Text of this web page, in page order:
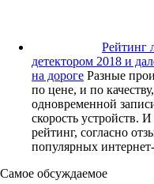
Рейтинг
детектором 2018 и
на дороге Разные
по цене, и по
одновременной
скорость устройств.
рейтинг, согласно
популярных
Самое обсуждаемое